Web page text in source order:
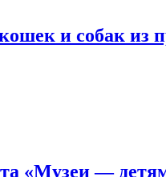
и собак из
«Музеи —